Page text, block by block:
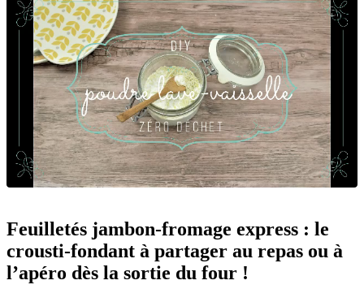
Feuilletés jambon-fromage express : le
crousti-fondant à partager au repas ou à
l’apéro dès la sortie du four !